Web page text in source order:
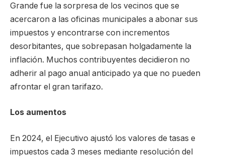
Grande fue la sorpresa de los vecinos que se
acercaron a las oficinas municipales a abonar sus
impuestos y encontrarse con incrementos
desorbitantes, que sobrepasan holgadamente la
inflación. Muchos contribuyentes decidieron no
adherir al pago anual anticipado ya que no pueden
afrontar el gran tarifazo.
Los aumentos
En 2024, el Ejecutivo ajustó los valores de tasas e
impuestos cada 3 meses mediante resolución del